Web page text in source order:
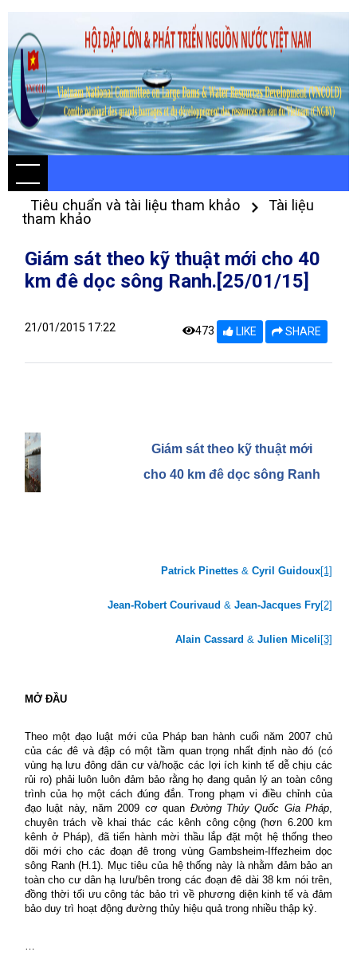
Tiêu chuẩn và tài liệu tham khảo
Tài liệu
tham khảo
Giám sát theo kỹ thuật mới cho 40
km đê dọc sông Ranh.[25/01/15]
21/01/2015 17:22 473 LIKE SHARE
Giám sát theo kỹ thuật mới
cho 40 km đê dọc sông Ranh
Patrick Pinettes & Cyril Guidoux[1]
Jean-Robert Courivaud & Jean-Jacques Fry[2]
Alain Cassard & Julien Miceli [3]
MỞ ĐẦU
Theo một đạo luật mới của Pháp ban hành cuối năm 2007 chủ
của các đê và đập có một tầm quan trọng nhất định nào đó (có
vùng hạ lưu đông dân cư và/hoặc các lợi ích kinh tế dễ chịu các
rủi ro) phải luôn luôn đảm bảo rằng họ đang quản lý an toàn công
trình của họ một cách đúng đắn. Trong phạm vi điều chỉnh của
đạo luật này, năm 2009 cơ quan Đường Thủy Quốc Gia Pháp,
chuyên trách về khai thác các kênh công cộng (hơn 6.200 km
kênh ở Pháp), đã tiến hành mời thầu lắp đặt một hệ thống theo
dõi mới cho các đoạn đê trong vùng Gambsheim-Iffezheim dọc
sông Ranh (H.1). Mục tiêu của hệ thống này là nhằm đảm bảo an
toàn cho cư dân hạ lưu/bên trong các đoạn đê dài 38 km nói trên,
đồng thời tối ưu công tác bảo trì về phương diện kinh tế và đảm
bảo duy trì hoạt động đường thủy hiệu quả trong nhiều thập kỷ.
…